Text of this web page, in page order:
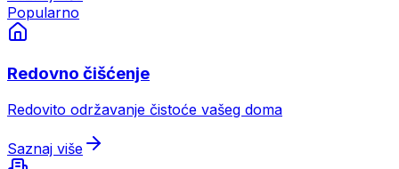
Popularno
Redovno čišćenje
Redovito održavanje čistoće vašeg doma
Saznaj više